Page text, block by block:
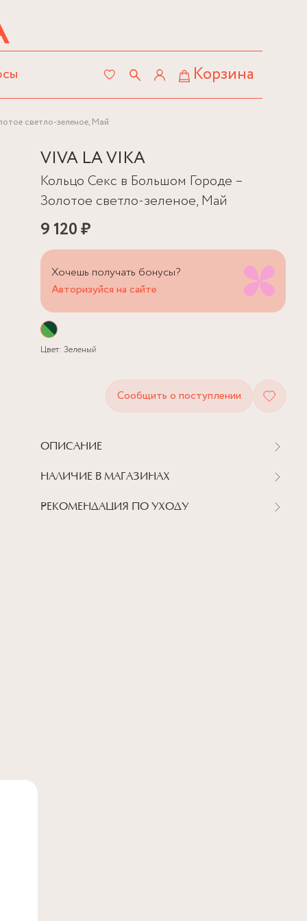
Корзина
светло-зеленое, Май
VIVA LA VIKA
Кольцо Секс в Большом Городе –
Золотое светло-зеленое, Май
9 120 ₽
Хочешь получать бонусы?
Авторизуйся на сайте
Цвет: Зеленый
Сообщить о поступлении
ОПИСАНИЕ
НАЛИЧИЕ В МАГАЗИНАХ
РЕКОМЕНДАЦИЯ ПО УХОДУ